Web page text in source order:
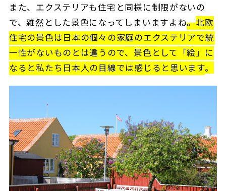
また、エクステリアも住宅と同様に制限がないの
で、雑然とした景色になってしまいますよね。北欧
住宅の景色は日本の個々の家庭のエクステリアで統
一性がないものとは違うので、景色として「絵」に
なると私たち日本人の目線では感じると思います。